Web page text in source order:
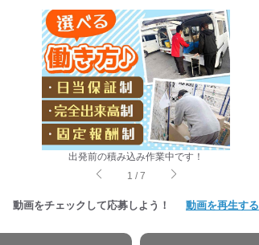
出発前の積み込み作業中です！
1 /7
動画をチェックして応募しよう！ 動画を再生する